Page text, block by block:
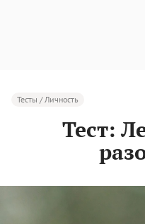
Тесты / Личность
Тест: